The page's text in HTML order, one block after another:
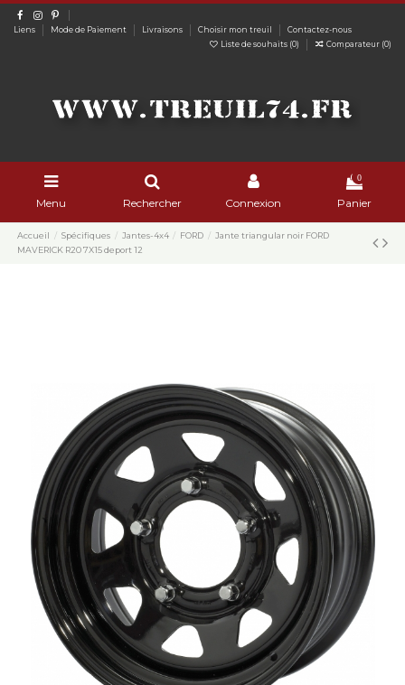
Liens Mode de Paiement Livraisons Choisir mon treuil
Contactez-nous
Liste de souhaits (0) Comparateur (0)
Menu Rechercher Connexion
0
Panier
Accueil Spécifiques Jantes-4x4 FORD
Jante triangular noir FORD
MAVERICK R20 7X15 deport 12